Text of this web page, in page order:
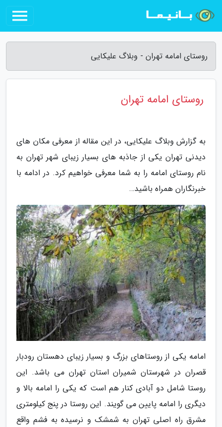
روستای امامه تهران - وبلاگ علیکایی
روستای امامه تهران
به گزارش وبلاگ علیکایی، در این مقاله از معرفی مکان های
دیدنی تهران یکی از جاذبه های بسیار زیبای شهر تهران به
نام روستای امامه را به شما معرفی خواهیم کرد. در ادامه با
خبرنگاران همراه باشید…
امامه یکی از روستاهای بزرگ و بسیار زیبای دهستان رودبار
قصران در شهرستان شمیران استان تهران می باشد. این
روستا شامل دو آبادی کنار هم است که یکی را امامه بالا و
دیگری را امامه پایین می گویند. این روستا در پنج کیلومتری
مشرق راه اصلی تهران به شمشک و نرسیده به فشم واقع